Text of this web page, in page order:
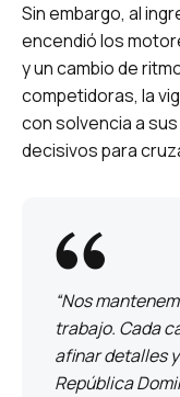
Sin embargo, al
encendió los
y un cambio de
competidoras, la
con solvencia a
decisivos para
“Nos
trabajo. Cada
afinar detalles
República